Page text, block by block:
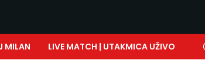
MILAN LIVE MATCH | UTAKMICA UŽIVO